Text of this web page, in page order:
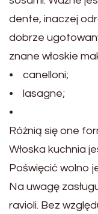
dente, inaczej
dobrze
znane włoskie
• canelloni;
• lasagne;
•
Różnią się one
Włoska kuchnia
Poświęcić wolno
Na uwagę
ravioli. Bez